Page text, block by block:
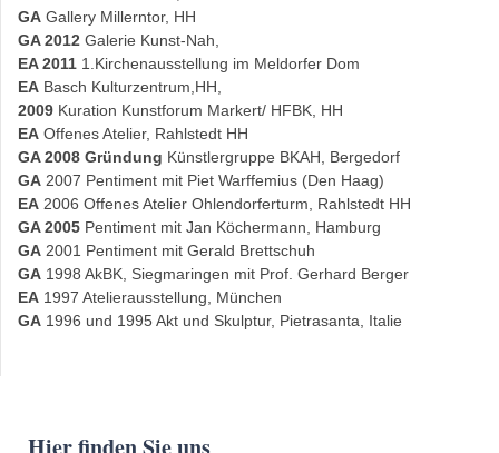
GA Gallery Millerntor, HH
GA 2012 Galerie Kunst-Nah,
EA 2011 1.Kirchenausstellung im Meldorfer Dom
EA Basch Kulturzentrum,HH,
2009 Kuration Kunstforum Markert/ HFBK, HH
EA Offenes Atelier, Rahlstedt HH
GA 2008 Gründung Künstlergruppe BKAH, Bergedorf
GA 2007 Pentiment mit Piet Warffemius (Den Haag)
EA 2006 Offenes Atelier Ohlendorferturm, Rahlstedt HH
GA 2005 Pentiment mit Jan Köchermann, Hamburg
GA 2001 Pentiment mit Gerald Brettschuh
GA 1998 AkBK, Siegmaringen mit Prof. Gerhard Berger
EA 1997 Atelierausstellung, München
GA 1996 und 1995 Akt und Skulptur, Pietrasanta, Italie